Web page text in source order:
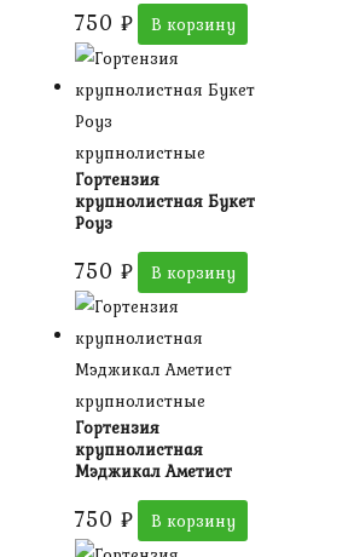
750 ₽ В корзину
крупнолистные
Гортензия
крупнолистная Букет
Роуз
750 ₽ В корзину
крупнолистные
Гортензия
крупнолистная
Мэджикал Аметист
750 ₽ В корзину